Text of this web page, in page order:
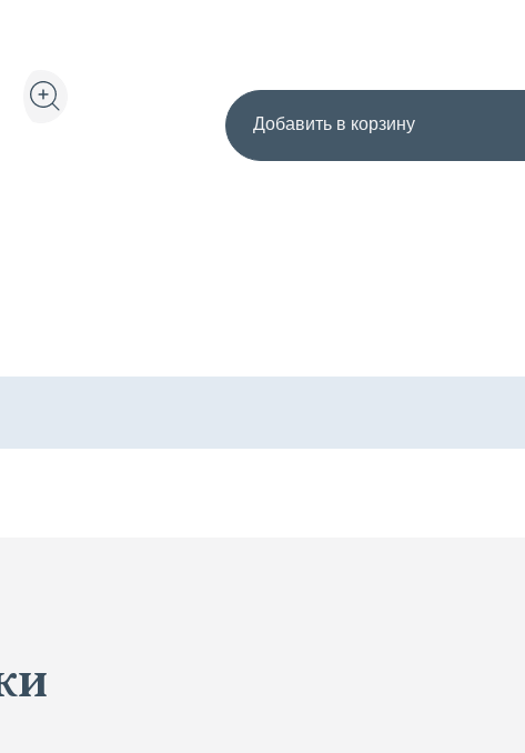
Посмотреть товар в 3D и дополненной реальности
Увеличить изображение товара в галерее
Добавить в корзину